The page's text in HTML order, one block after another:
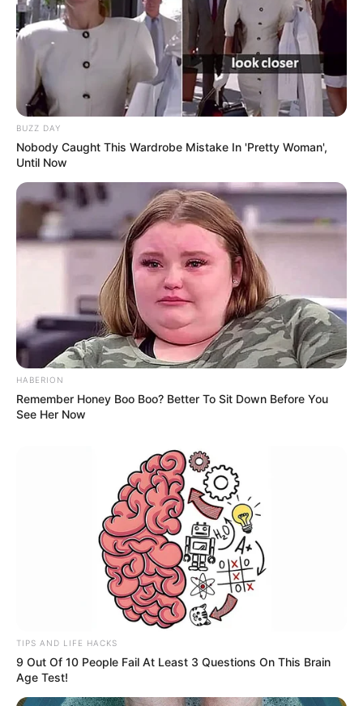
BUZZ DAY
Nobody Caught This Wardrobe Mistake In 'Pretty Woman',
Until Now
HABERION
Remember Honey Boo Boo? Better To Sit Down Before You
See Her Now
TIPS AND LIFE HACKS
9 Out Of 10 People Fail At Least 3 Questions On This Brain
Age Test!